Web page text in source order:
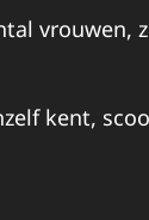
vrouwen,
kent,